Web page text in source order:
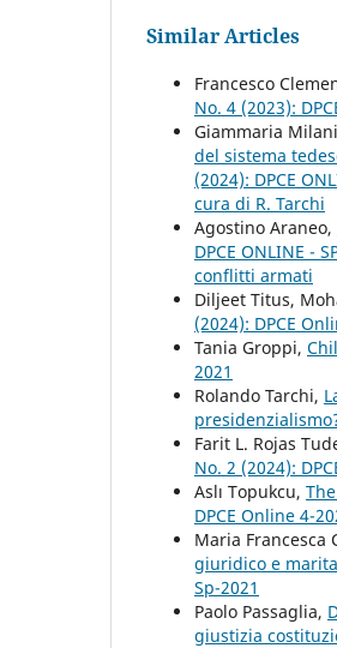
Similar Articles
Francesco
No. 4 (2023):
Giammaria
del sistema
(2024): DPCE
cura di R. Tarchi
Agostino Araneo,
DPCE ONLINE -
conflitti armati
Diljeet Titus,
(2024): DPCE
Tania Groppi,
2021
Rolando Tarchi,
Farit L. Rojas
No. 2 (2024):
Aslı Topukcu,
DPCE Online 4-
Maria Francesca
giuridico e
Sp-2021
Paolo Passaglia,
giustizia